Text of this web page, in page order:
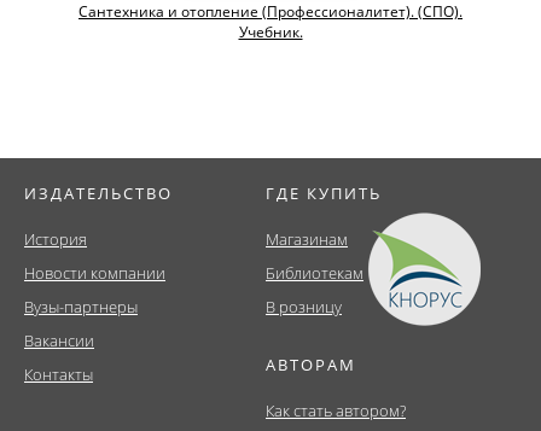
Сантехника и отопление (Профессионалитет). (СПО).
Учебник.
ИЗДАТЕЛЬСТВО
История
Новости компании
Вузы-партнеры
Вакансии
Контакты
ГДЕ КУПИТЬ
Магазинам
Библиотекам
В розницу
АВТОРАМ
Как стать автором?